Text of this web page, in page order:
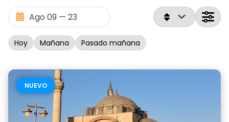
Hoy Mañana Pasado mañana
NUEVO